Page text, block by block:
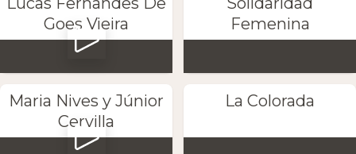
Goes Vieira
Femenina
Maria Nives y Júnior
Cervilla
La Colorada